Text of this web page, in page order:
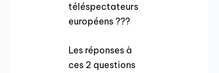
téléspectateurs
européens ???
Les réponses à
ces 2 questions